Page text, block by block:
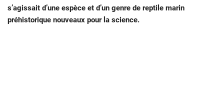
s’agissait d’une espèce et d’un genre de reptile marin
préhistorique nouveaux pour la science.